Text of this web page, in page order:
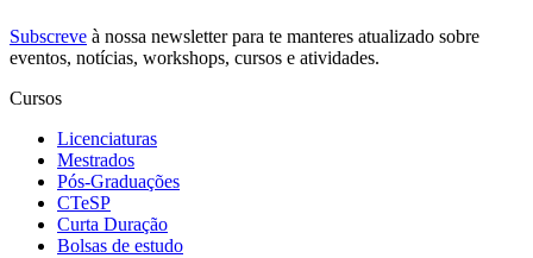
Subscreve à nossa newsletterpara te manteres atualizado sobre
eventos, notícias, workshops, cursos e atividades.
Cursos
Licenciaturas
Mestrados
Pós-Graduações
CTeSP
Curta Duração
Bolsas de estudo